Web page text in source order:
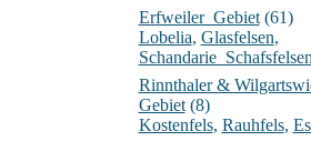
Erfweiler_Gebiet(61)
Lobelia, Glasfelsen,
Rinnthaler &
Gebiet(8)
Kostenfels, Rauhfels,